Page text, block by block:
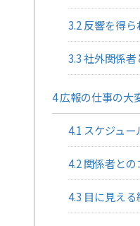
3.2反響を得ら
3.3社外関係者
4広報の仕事の大
4.1 スケジュ
4.2関係者との
4.3 目に見え